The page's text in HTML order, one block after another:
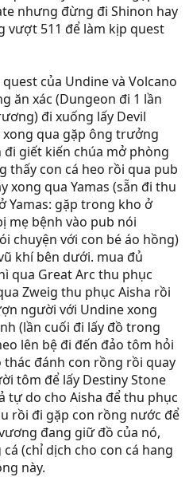
nhưng đừng đi Shinon hay
vượt 511 để làm kịp quest
của Undine và Volcano
ăn xác (Dungeon đi 1 lần
đi xuống lấy Devil
xong qua gặp ông trưởng
giết kiến chúa mở phòng
thấy con cá heo rồi qua pub
xong qua Yamas (sẵn đi thu
Yamas: gặp trong kho ở
mẹ bệnh vào pub nói
chuyện với con bé áo hồng)
khí bên dưới. mua đủ
qua Great Arc thu phục
Zweig thu phục Aisha rồi
người với Undine xong
(lần cuối đi lấy đồ trong
lên bệ đi đến đảo tôm hỏi
thác đánh con rồng rồi quay
tôm để lấy Destiny Stone
tự do cho Aisha để thu phục
rồi đi gặp con rồng nước để
đang giữ đồ của nó,
(chỉ dịch cho con cá hang
này.